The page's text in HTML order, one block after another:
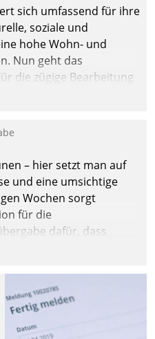
sich umfassend für ihre
soziale und
hohe Wohn- und
Nun geht das
die zügige Bearbeitung
– richtet das
einen eigenen Kanal
– hier setzt man auf
und eine umsichtige
Wochen sorgt
für die
dafür, dass
und, so es sein muss,